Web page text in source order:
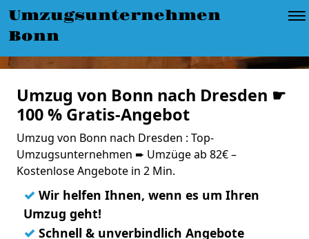
Umzugsunternehmen
Bonn
Umzug von Bonn nach Dresden ☛
100 % Gratis-Angebot
Umzug von Bonn nach Dresden : Top-
Umzugsunternehmen ➨ Umzüge ab 82€ –
Kostenlose Angebote in 2 Min.
✓ Wir helfen Ihnen, wenn es um Ihren
Umzug geht!
✓ Schnell & unverbindlich Angebote